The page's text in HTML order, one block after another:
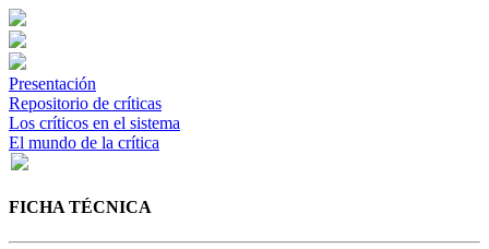
Presentación
Repositorio de críticas
Los críticos en el sistema
El mundo de la crítica
FICHA TÉCNICA